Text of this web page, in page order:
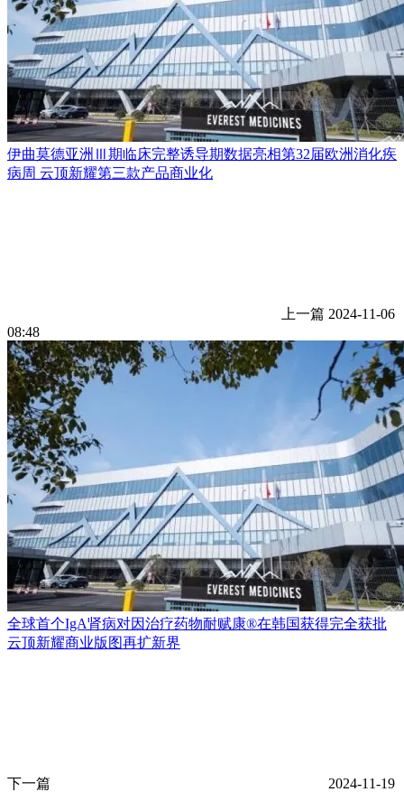
伊曲莫德亚洲Ⅲ期临床完整诱导期数据亮相第32届欧洲消化疾
病周 云顶新耀第三款产品商业化
上一篇 2024-11-06
08:48
全球首个IgA肾病对因治疗药物耐赋康®在韩国获得完全获批
云顶新耀商业版图再扩新界
下一篇
2024-11-19